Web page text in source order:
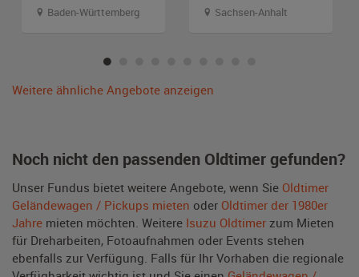
Baden-Württemberg
Sachsen-Anhalt
Weitere ähnliche Angebote anzeigen
Noch nicht den passenden Oldtimer gefunden?
Unser Fundus bietet weitere Angebote, wenn Sie Oldtimer
Geländewagen / Pickups mieten oder Oldtimer der 1980er
Jahre mieten möchten. Weitere Isuzu Oldtimer zum Mieten
für Dreharbeiten, Fotoaufnahmen oder Events stehen
ebenfalls zur Verfügung. Falls für Ihr Vorhaben die regionale